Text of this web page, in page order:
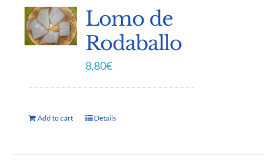
Lomo de
Rodaballo
8,80€
Add to cart Details